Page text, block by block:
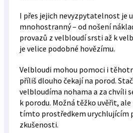
I přes jejich nevyzpytatelnost je
mnohostranný – od nošení
provazů z velbloudí srsti až k
je velice podobné hovězímu.
Velbloudi mohou pomoci i
příliš dlouho čekají na porod.
velbloudíma nohama a za chvíli
k porodu. Možná těžko uvěřit,
tímto prostředkem urychlujícím
zkušenosti.